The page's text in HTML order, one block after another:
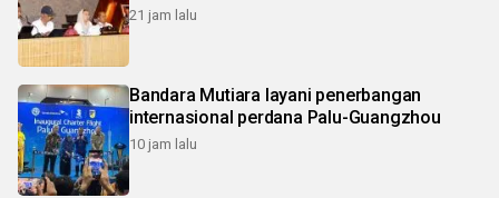
21 jam lalu
Bandara Mutiara layani penerbangan
internasional perdana Palu-Guangzhou
10 jam lalu